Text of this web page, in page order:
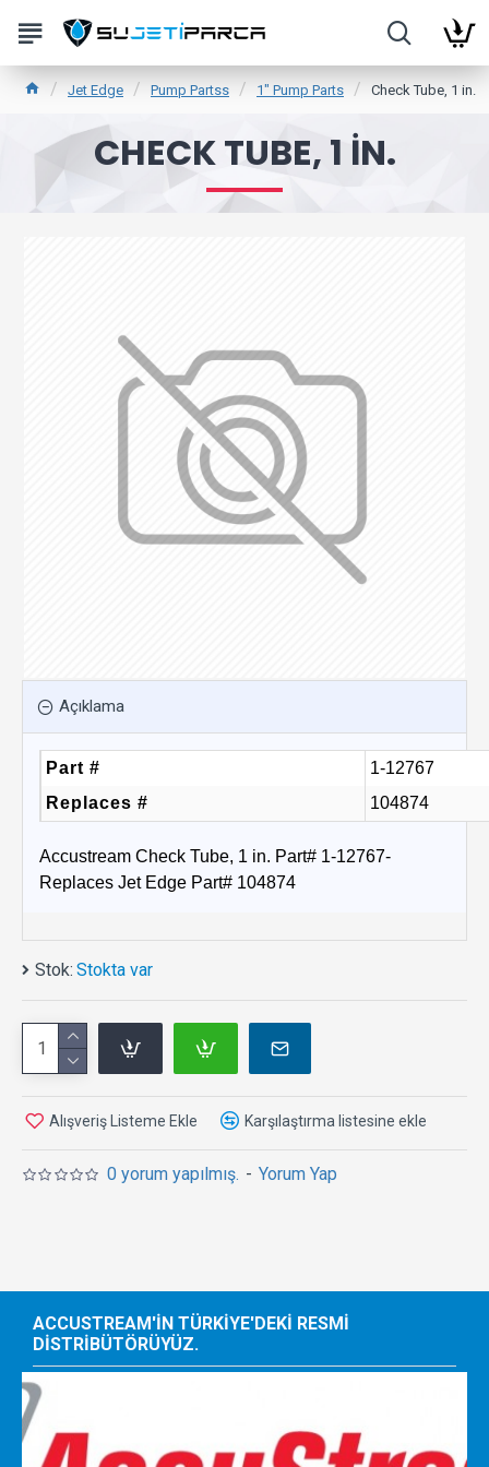
Jet Edge Pump Partss 1" Pump Parts Check Tube, 1 in.
CHECK TUBE, 1 IN.
Açıklama
Part #
1-12767
Replaces #
104874
Accustream Check Tube, 1 in. Part# 1-12767-
Replaces Jet Edge Part# 104874
Stok: Stokta var
0 yorum yapılmış. - Yorum Yap
Alışveriş Listeme Ekle Karşılaştırma listesine ekle
ACCUSTREAM'IN TÜRKIYE'DEKI RESMI
DISTRIBÜTÖRÜYÜZ.